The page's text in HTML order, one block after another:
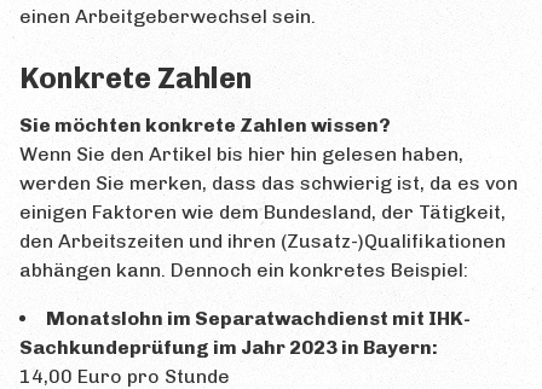
einen Arbeitgeberwechsel sein.
Konkrete Zahlen
Sie möchten konkrete Zahlen wissen?
Wenn Sie den Artikel bis hier hin gelesen haben,
werden Sie merken, dass das schwierig ist, da es von
einigen Faktoren wie dem Bundesland, der Tätigkeit,
den Arbeitszeiten und ihren (Zusatz-)Qualifikationen
abhängen kann. Dennoch ein konkretes Beispiel:
Monatslohn im Separatwachdienst mit IHK-
Sachkundeprüfung im Jahr 2023 in Bayern:
14,00 Euro pro Stunde